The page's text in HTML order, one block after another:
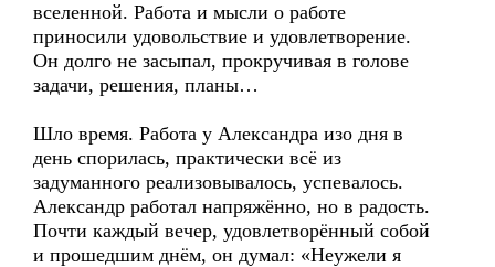
вселенной. Работа и мысли о работе
приносили удовольствие и удовлетворение.
Он долго не засыпал, прокручивая в голове
задачи, решения, планы…
Шло время. Работа у Александра изо дня в
день спорилась, практически всё из
задуманного реализовывалось, успевалось.
Александр работал напряжённо, но в радость.
Почти каждый вечер, удовлетворённый собой
и прошедшим днём, он думал: «Неужели я